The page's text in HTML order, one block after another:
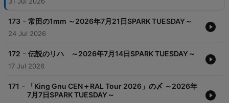
173 - 常田の1mm ～2026年7月21日SPARK TUESDAY～
24 Jul 2026
172 - 伝説のリハ ～2026年7月14日SPARK TUESDAY～
17 Jul 2026
171 -
「King Gnu CEN＋RAL Tour 2026」の〆 ～2026年
7月7日SPARK TUESDAY～